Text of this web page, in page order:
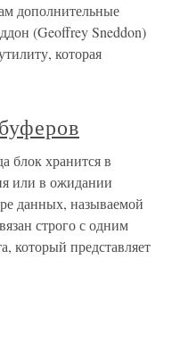
дополнительные
(Geoffrey Sneddon)
которая
блок хранится в
или в ожидании
данных, называемой
строго с одним
который представляет